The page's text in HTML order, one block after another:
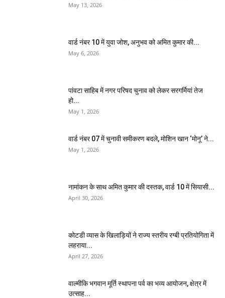
May 13, 2026
वार्ड नंबर 10 में युवा जोश, अनुभव को अमित कुमार की...
May 6, 2026
पांवटा साहिब में नगर परिषद चुनाव को लेकर सरगर्मियां तेज
हो...
May 1, 2026
वार्ड नंबर 07 में चुनावी समीकरण बदले, मोशिन खान ‘मोनू’ ने...
May 1, 2026
नामांकन के साथ अमित कुमार की दस्तक, वार्ड 10 में सियासी...
April 30, 2026
कोटडी व्यास के खिलाड़ियों ने राज्य स्तरीय रग्बी प्रतियोगिता में
लहराया...
April 27, 2026
वाल्मीकि भगवान मूर्ति स्थापना पर्व का भव्य आयोजन, क्षेत्र में
उत्साह...